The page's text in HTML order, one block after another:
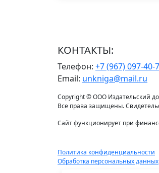
КОНТАКТЫ:
Телефон: +7 (967) 097-40-
Email: unkniga@mail.ru
Copyright © ООО Издательский
Все права защищены.
Сайт функционирует при
Политика конфиденциальности
Обработка персональных данных